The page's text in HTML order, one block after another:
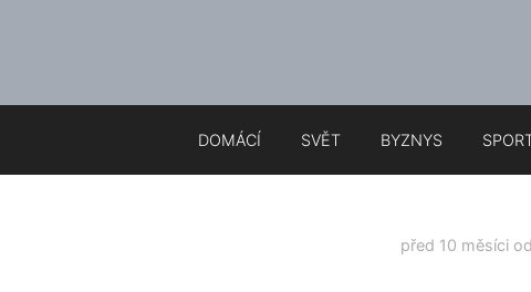
DOMÁCÍ SVĚT BYZNYS
před 10 měsíci od